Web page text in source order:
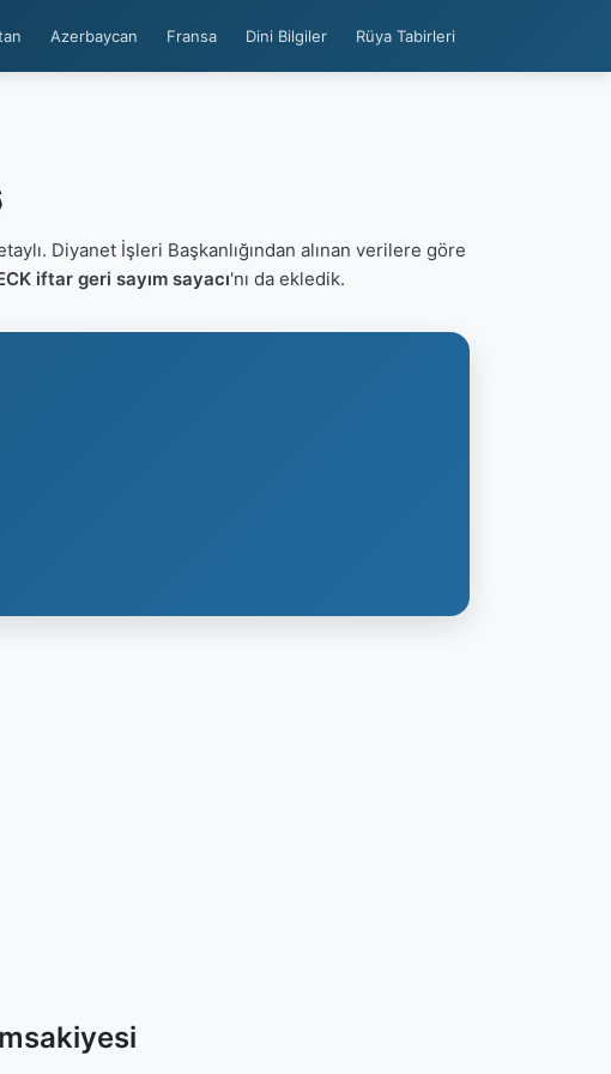
Azerbaycan Fransa Dini Bilgiler Rüya Tabirleri
Diyanet İşleri Başkanlığından alınan verilere göre
iftar geri sayım sayacı'nı da ekledik.